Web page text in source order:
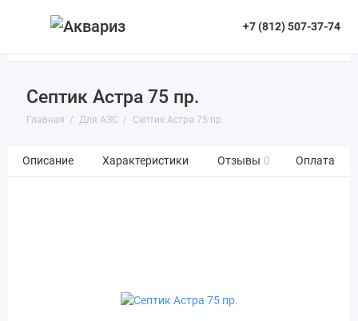
+7 (812) 507-37-74
Септик Астра 75 пр.
Главная Для АЗС Септик Астра 75 пр.
Описание Характеристики Отзывы 0 Оплата